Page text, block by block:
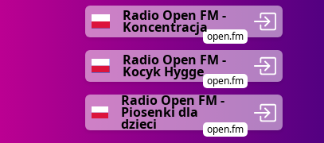
Radio Open FM -
Koncentracja
open.fm
Radio Open FM -
Kocyk Hygge
open.fm
Radio Open FM -
Piosenki dla
dzieci open.fm